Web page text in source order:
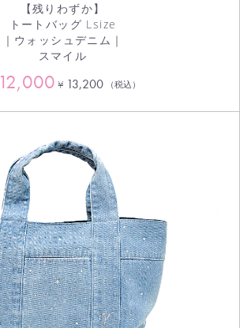
【残りわずか】
トートバッグ Lsize
｜ウォッシュデニム｜
スマイル
12,000 ¥ 13,200 （税込）